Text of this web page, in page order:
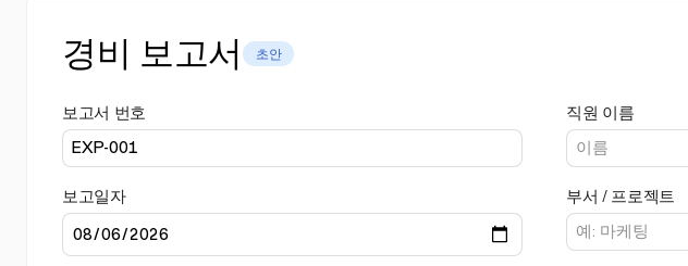
경비 보고서 초안
보고서 번호
보고일자
직원 이름
부서 / 프로젝트